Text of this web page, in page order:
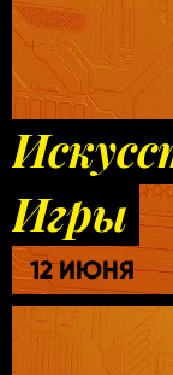
Игры
12 ИЮНЯ